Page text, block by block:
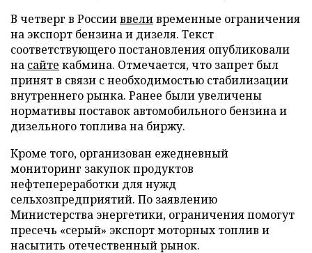
В четверг в Россииввеливременные ограничения
на экспорт бензина и дизеля. Текст
соответствующего постановления опубликовали
на сайте кабмина. Отмечается, что запрет был
принят в связи с необходимостью стабилизации
внутреннего рынка. Ранее были увеличены
нормативы поставок автомобильного бензина и
дизельного топлива на биржу.
Кроме того, организован ежедневный
мониторинг закупок продуктов
нефтепереработки для нужд
сельхозпредприятий. По заявлению
Министерства энергетики, ограничения помогут
пресечь «серый» экспорт моторных топлив и
насытить отечественный рынок.